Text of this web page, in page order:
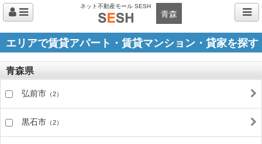
ネット不動産モール SESH
青森
エリアで賃貸アパート・賃貸マンション・貸家を探す
青森県
弘前市 （2）
黒石市 （2）